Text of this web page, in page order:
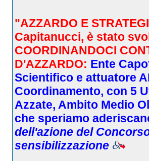
"AZZARDO E
Capitanucci, è stato
COORDINANDOCI
D'AZZARDO: Ente
Scientifico e attuatore
Coordinamento, con 5
Azzate, Ambito Medio
che speriamo
dell'azione del
sensibilizzazione